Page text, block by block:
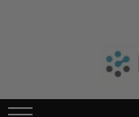
Teletask